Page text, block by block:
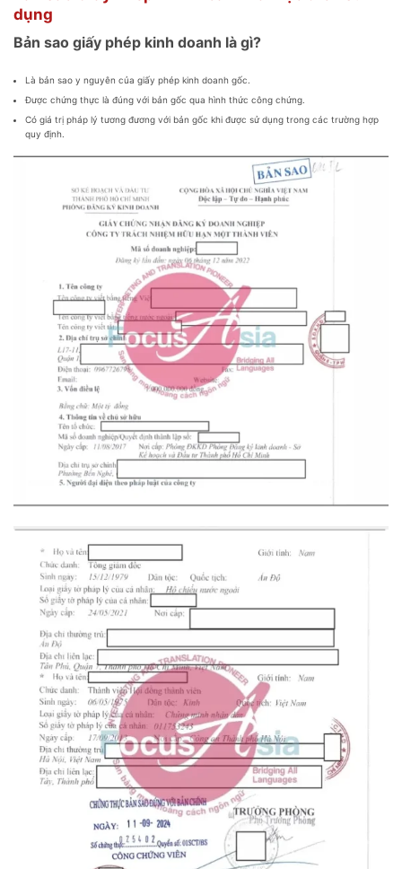
dụng
Bản sao giấy phép kinh doanh là gì?
Là bản sao y nguyên của giấy phép kinh doanh gốc.
Được chứng thực là đúng với bản gốc qua hình thức công chứng.
Có giá trị pháp lý tương đương với bản gốc khi được sử dụng trong các trường hợp
quy định.